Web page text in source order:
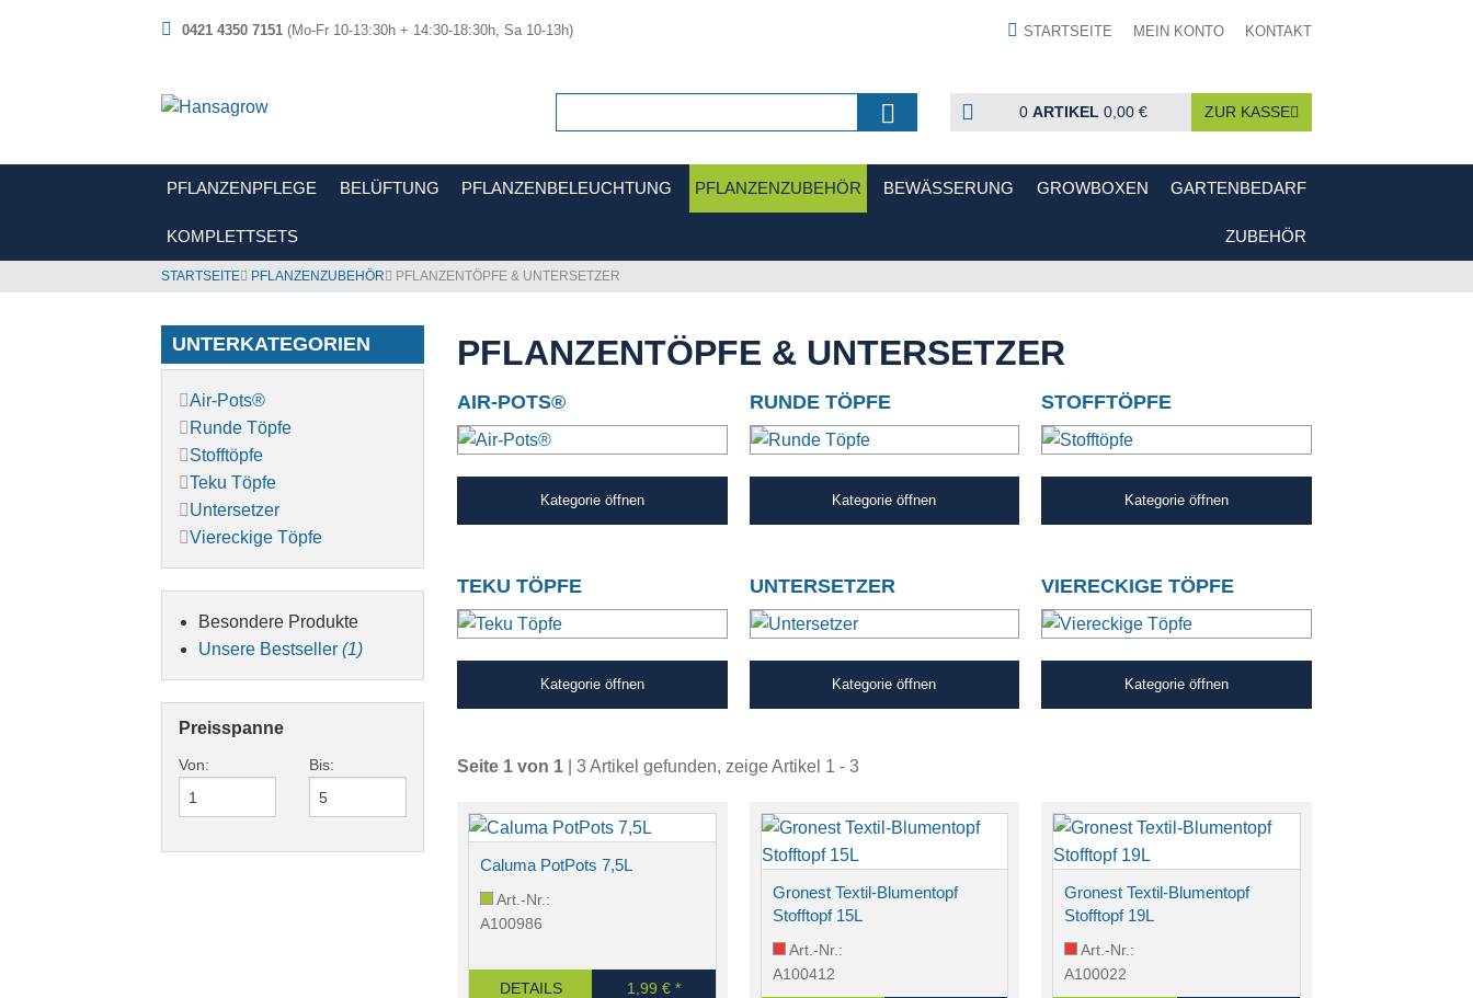
0421 4350 7151 (Mo-Fr 10-13:30h + 14:30-18:30h, Sa 10-13h) STARTSEITE MEIN KONTO KONTAKT
0 ARTIKEL 0,00 € ZUR KASSE
PFLANZENPFLEGE BELÜFTUNG PFLANZENBELEUCHTUNG PFLANZENZUBEHÖR BEWÄSSERUNG GROWBOXEN GARTENBEDARF
KOMPLETTSETS ZUBEHÖR
STARTSEITE PFLANZENZUBEHÖR PFLANZENTÖPFE & UNTERSETZER
PFLANZENTÖPFE & UNTERSETZER
AIR-POTS®
Kategorie öffnen
RUNDE TÖPFE
Kategorie öffnen
STOFFTÖPFE
Kategorie öffnen
TEKU TÖPFE
Kategorie öffnen
UNTERSETZER
Kategorie öffnen
VIERECKIGE TÖPFE
Kategorie öffnen
Seite 1 von 1 | 3 Artikel gefunden, zeige Artikel 1 - 3
Caluma PotPots 7,5L
Art.-Nr.:
A100986
DETAILS 1,99 € *
Gronest Textil-Blumentopf
Stofftopf 15L
Art.-Nr.:
A100412
Gronest Textil-Blumentopf
Stofftopf 19L
Art.-Nr.:
A100022
UNTERKATEGORIEN
Air-Pots®
Runde Töpfe
Stofftöpfe
Teku Töpfe
Untersetzer
Viereckige Töpfe
Besondere Produkte
Unsere Bestseller (1)
Preisspanne
Von: Bis: